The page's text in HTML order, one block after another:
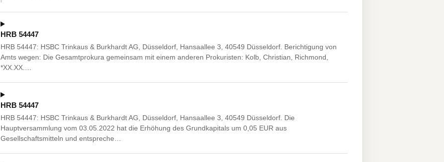
HRB 54447
HRB 54447: HSBC Trinkaus & Burkhardt AG, Düsseldorf, Hansaallee 3, 40549 Düsseldorf. Berichtigung von
Amts wegen: Die Gesamtprokura gemeinsam mit einem anderen Prokuristen: Kolb, Christian, Richmond,
*XX.XX.…
HRB 54447
HRB 54447: HSBC Trinkaus & Burkhardt AG, Düsseldorf, Hansaallee 3, 40549 Düsseldorf. Die
Hauptversammlung vom 03.05.2022 hat die Erhöhung des Grundkapitals um 0,05 EUR aus
Gesellschaftsmitteln und entspreche…